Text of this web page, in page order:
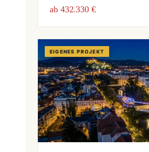
ab 432.330 €
EIGENES PROJEKT